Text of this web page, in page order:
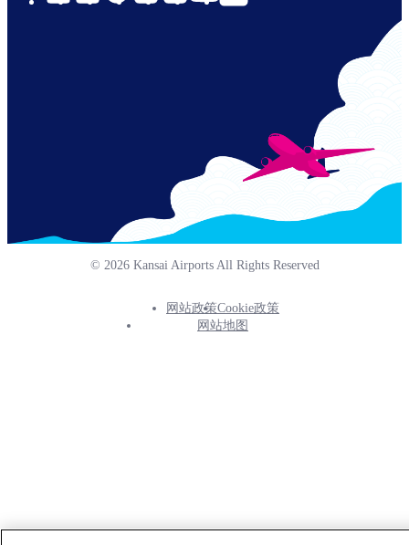
© 2026 Kansai Airports All Rights Reserved
Footer
网站政策Cookie政策
网站地图